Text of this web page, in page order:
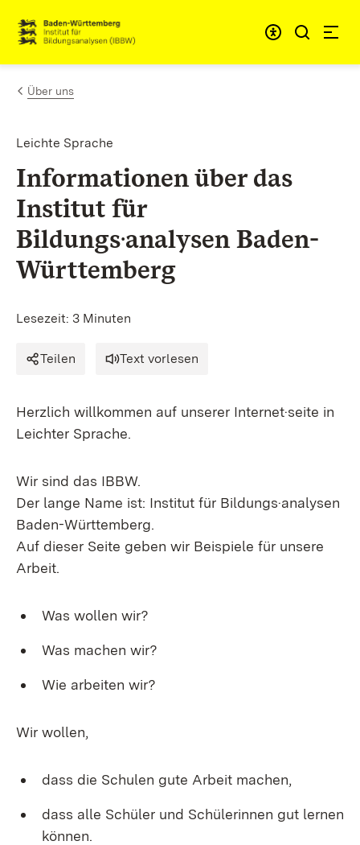
Zum Inhalt springen
Link zur Startseite
Über uns
Leichte Sprache
Informationen über das
Institut für
Bildungs·analysen Baden-
Württemberg
Lesezeit: 3 Minuten
Teilen Text vorlesen
Herzlich willkommen auf unserer Internet·seite in
Leichter Sprache.
Wir sind das IBBW.
Der lange Name ist: Institut für Bildungs·analysen
Baden-Württemberg.
Auf dieser Seite geben wir Beispiele für unsere
Arbeit.
Was wollen wir?
Was machen wir?
Wie arbeiten wir?
Wir wollen,
dass die Schulen gute Arbeit machen,
dass alle Schüler und Schülerinnen gut lernen
können.